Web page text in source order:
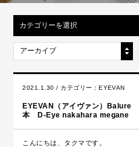
カテゴリーを選択
アーカイブ
2021.1.30 / カテゴリー：EYEVAN
EYEVAN（アイヴァン）
本 D-Eye nakahara megane
こんにちは、タクマです。